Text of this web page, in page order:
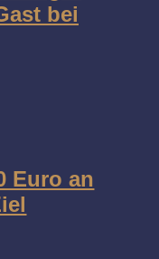
bei
Euro an